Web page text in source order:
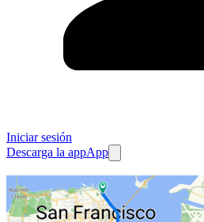
Iniciar sesión
Descarga la appApp